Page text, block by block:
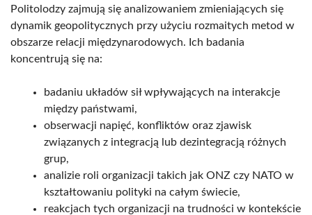
Politolodzy zajmują się analizowaniem zmieniających się
dynamik geopolitycznych przy użyciu rozmaitych metod w
obszarze relacji międzynarodowych. Ich badania
koncentrują się na:
badaniu układów sił wpływających na interakcje
między państwami,
obserwacji napięć, konfliktów oraz zjawisk
związanych z integracją lub dezintegracją różnych
grup,
analizie roli organizacji takich jak ONZ czy NATO w
kształtowaniu polityki na całym świecie,
reakcjach tych organizacji na trudności w kontekście